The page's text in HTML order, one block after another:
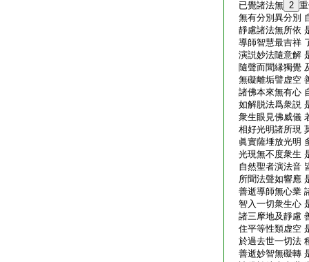
已覺諸法無 2
無有分別異分別
靜慮諸法無所依
導師智慧最吉祥
演説妙法隨意解
隨聲而聞縁獨覺
無礙離垢譬虚空
諸佛本來無有心
如解脱法爲衆説
衆生眼見佛威儀
相好光明諸所現
眞實薩埵放光明
光現無不度衆生
自然聖者演法音
所聞法聲如響應
善逝導師無心業
智入一切衆生心
諸三摩地及靜慮
住平等性類虚空
於過去世一切法
善逝妙智無礙轉